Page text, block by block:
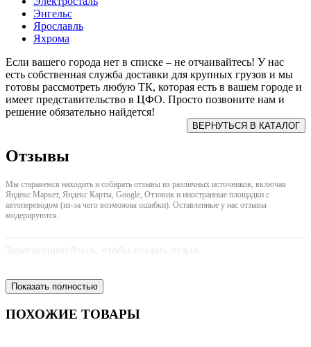
Энгельс
Ярославль
Яхрома
Если вашего города нет в списке – не отчаивайтесь! У нас
есть собственная служба доставки для крупных грузов и мы
готовы рассмотреть любую ТК, которая есть в вашем городе и
имеет представительство в ЦФО. Просто позвоните нам и
решение обязательно найдется!
Отзывы
Мы стараяемся находить и собирать отзывы из различных источников, включая
Яндекс Маркет, Яндекс Карты, Google, Отзовик и иностранные площадки с
автопереводом (из-за чего возможны ошибки). Оставленные у нас отзывы
модерируются.
Зарегистрируйтесь, чтобы создать отзыв.
Показать полностью
ПОХОЖИЕ ТОВАРЫ